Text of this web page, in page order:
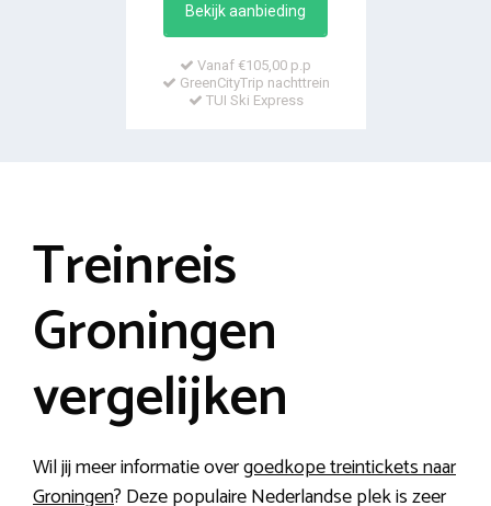
Bekijk aanbieding
Vanaf €105,00 p.p
GreenCityTrip nachttrein
TUI Ski Express
Treinreis
Groningen
vergelijken
Wil jij meer informatie overgoedkope treintickets naar
Groningen? Deze populaire Nederlandse plek is zeer